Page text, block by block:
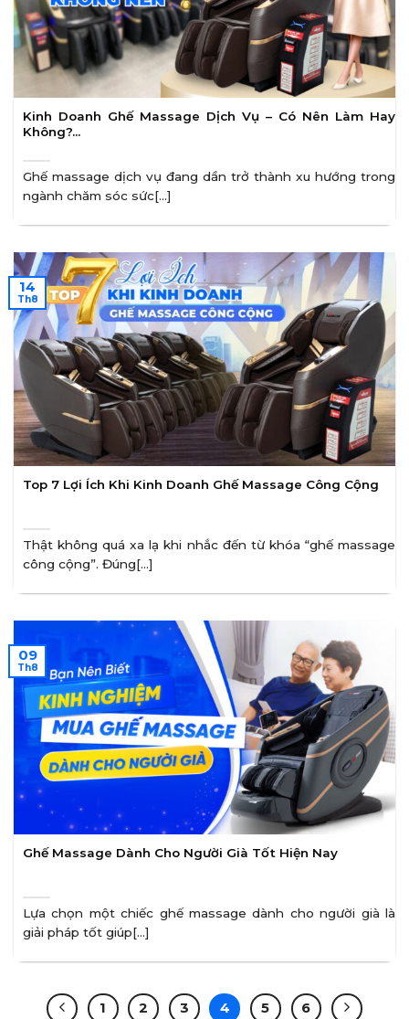
Kinh Doanh Ghế Massage Dịch Vụ – Có Nên Làm Hay
Không?…
Ghế massage dịch vụ đang dần trở thành xu hướng trong
ngành chăm sóc sức[...]
Top 7 Lợi Ích Khi Kinh Doanh Ghế Massage Công Cộng
Thật không quá xa lạ khi nhắc đến từ khóa “ghế massage
công cộng”. Đúng[...]
14
Th8
Ghế Massage Dành Cho Người Già Tốt Hiện Nay
Lựa chọn một chiếc ghế massage dành cho người già là
giải pháp tốt giúp[...]
09
Th8
1 2 3 4 5 6